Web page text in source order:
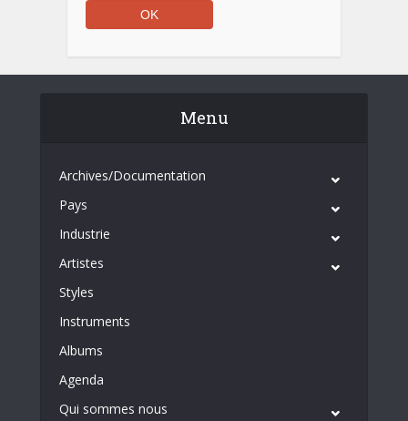
Menu
Archives/Documentation
Pays
Industrie
Artistes
Styles
Instruments
Albums
Agenda
Qui sommes nous